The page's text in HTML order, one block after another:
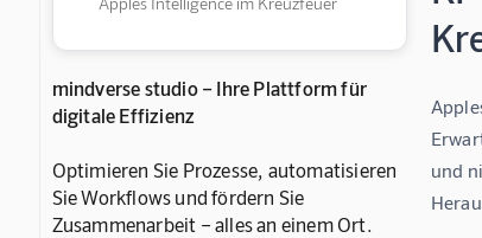
mindverse studio – Ihre Plattform für
digitale Effizienz
Optimieren Sie Prozesse, automatisieren
Sie Workflows und fördern Sie
Zusammenarbeit – alles an einem Ort.
und